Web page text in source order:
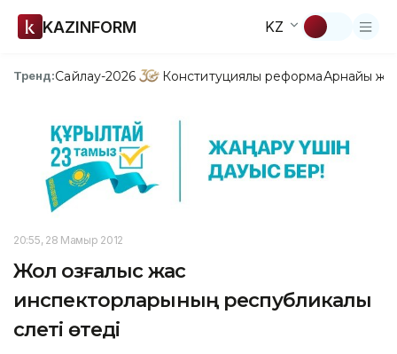
KAZINFORM KZ
Тренд:Сайлау-2026 Конституциялық реформаАрнайы
20:55, 28 Мамыр 2012
Жол қозғалыс жас
инспекторларының республикалық
слеті өтеді